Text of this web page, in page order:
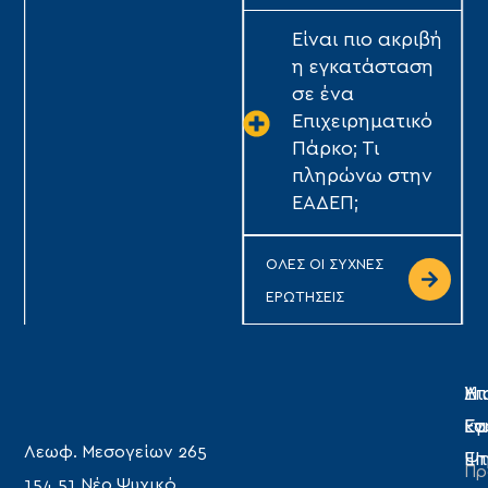
Είναι πιο ακριβή
η εγκατάσταση
σε ένα
Επιχειρηματικό
Πάρκο; Τι
πληρώνω στην
ΕΑΔΕΠ;
ΟΛΕΣ ΟΙ ΣΥΧΝΕΣ
ΕΡΩΤΗΣΕΙΣ
Λεωφ. Μεσογείων 265
Η